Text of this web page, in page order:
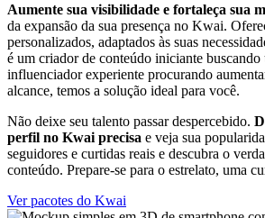
Aumente sua visibilidade e fortaleça sua
da expansão da sua presença no Kwai.
personalizados, adaptados às suas
é um criador de conteúdo iniciante
influenciador experiente procurando
alcance, temos a solução ideal para você.
Não deixe seu talento passar despercebido.
perfil no Kwai precisa e veja sua
seguidores e curtidas reais e descubra o
conteúdo. Prepare-se para o estrelato, uma
Ver pacotes do Kwai